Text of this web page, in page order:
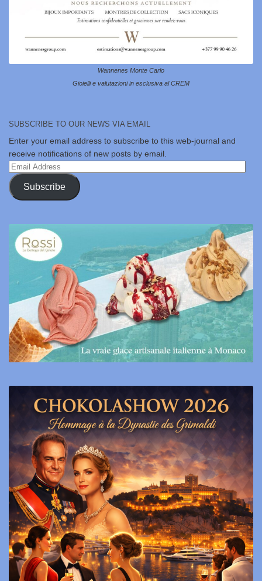
Wannenes Monte Carlo
Gioielli e valutazioni in esclusiva al CREM
SUBSCRIBE TO OUR NEWS VIA EMAIL
Enter your email address to subscribe to this web-journal and
receive notifications of new posts by email.
Email
Address
Subscribe